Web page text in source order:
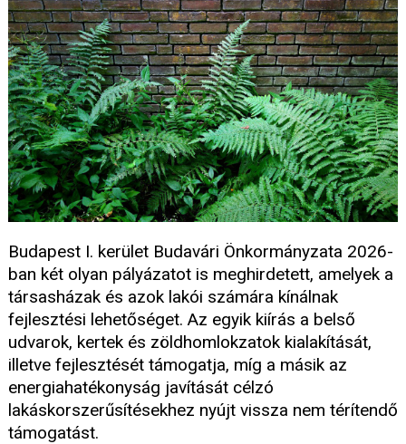
Budapest I. kerület Budavári Önkormányzata 2026-
ban két olyan pályázatot is meghirdetett, amelyek a
társasházak és azok lakói számára kínálnak
fejlesztési lehetőséget. Az egyik kiírás a belső
udvarok, kertek és zöldhomlokzatok kialakítását,
illetve fejlesztését támogatja, míg a másik az
energiahatékonyság javítását célzó
lakáskorszerűsítésekhez nyújt vissza nem térítendő
támogatást.